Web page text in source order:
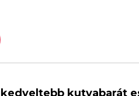
kutyabarát